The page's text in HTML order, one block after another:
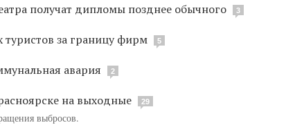
получат дипломы позднее обычного 3
за границу фирм 5
авария 2
на выходные 29
выбросов.